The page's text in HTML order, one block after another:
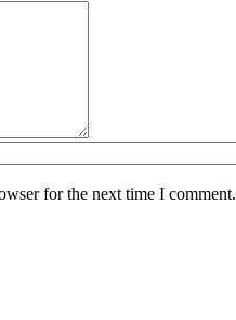
for the next time I comment.